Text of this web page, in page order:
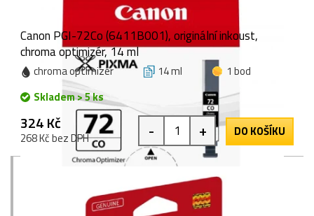
Canon PGI-72Co (6411B001), originální inkoust,
chroma optimizér, 14 ml
chroma optimizér 14 ml
1 bod
Skladem > 5 ks
324 Kč
268 Kč bez DPH - + DO KOŠÍKU